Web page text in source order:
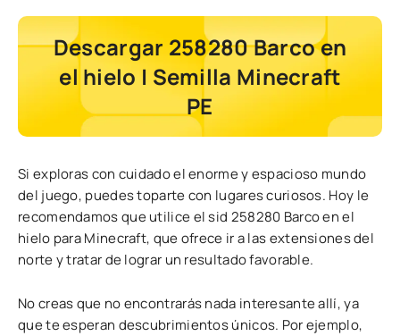
Descargar 258280 Barco en
el hielo | Semilla Minecraft
PE
Si exploras con cuidado el enorme y espacioso mundo
del juego, puedes toparte con lugares curiosos. Hoy le
recomendamos que utilice el sid 258280 Barco en el
hielo para Minecraft, que ofrece ir a las extensiones del
norte y tratar de lograr un resultado favorable.
No creas que no encontrarás nada interesante allí, ya
que te esperan descubrimientos únicos. Por ejemplo,